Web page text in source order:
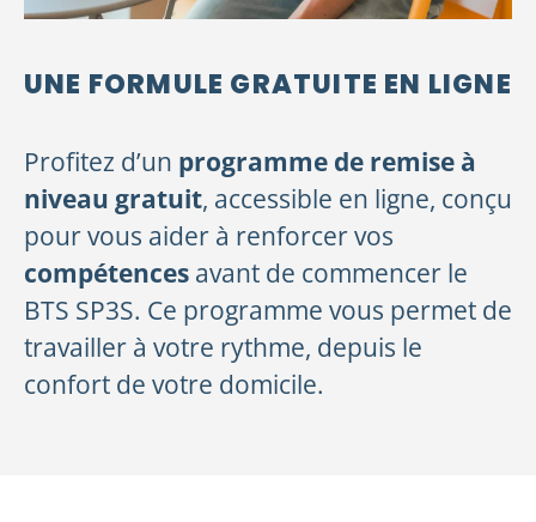
UNE FORMULE GRATUITE EN LIGNE
Profitez d’un programme de remise à
niveau gratuit, accessible en ligne, conçu
pour vous aider à renforcer vos
compétences avant de commencer le
BTS SP3S. Ce programme vous permet de
travailler à votre rythme, depuis le
confort de votre domicile.